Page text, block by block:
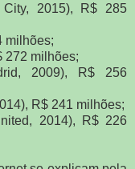
City, 2015), R$ 285
milhões;
272 milhões;
2009), R$ 256
R$ 241 milhões;
2014), R$ 226